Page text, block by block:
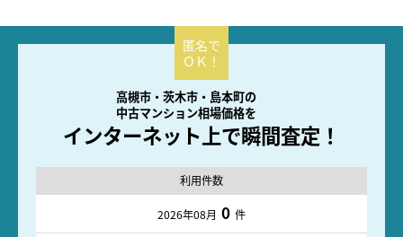
高槻市・茨木市・島本町の
中古マンション相場価格を
インターネット上で瞬間査定！
利用件数
2026年08月 0 件